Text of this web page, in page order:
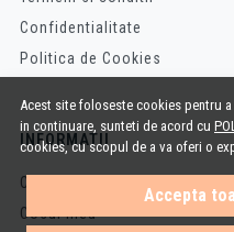
Acest site foloseste cookies pentru
in continuare, sunteti de acord cu
cookies, cu scopul de a va oferi o
Accepta
Confidentialitate
Politica de Cookies
INFORMATII
Cum cumpar
Cosul meu